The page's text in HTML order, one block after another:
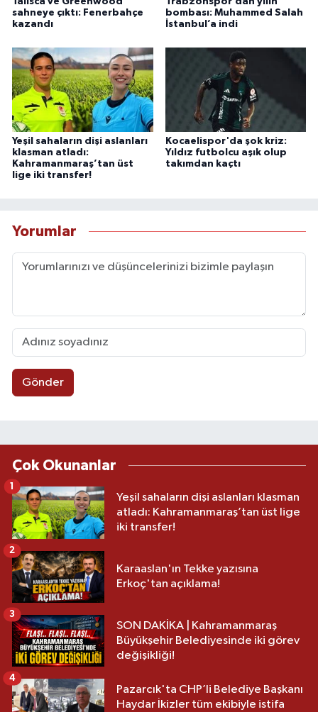
sahneye çıktı: Fenerbahçe
kazandı
bombası: Muhammed Salah
İstanbul’a indi
Yeşil sahaların dişi aslanları
klasman atladı:
Kahramanmaraş’tan üst
lige iki transfer!
Kocaelispor'da şok kriz:
Yıldız futbolcu aşık olup
takımdan kaçtı
Yorumlar
Gönder
Çok Okunanlar
Yeşil sahaların dişi aslanları klasman
atladı: Kahramanmaraş’tan üst lige
iki transfer!
1
Karaaslan'ın Tekke yazısına
Erkoç'tan açıklama!
2
SON DAKİKA | Kahramanmaraş
Büyükşehir Belediyesinde iki görev
değişikliği!
3
Pazarcık'ta CHP’li Belediye Başkanı
Haydar İkizler tüm ekibiyle istifa
4